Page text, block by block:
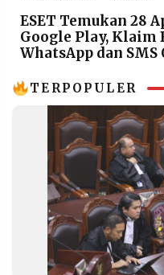
OF
SERVICE
ESET Temukan 28
Google Play,
WhatsApp dan
TERPOPULER